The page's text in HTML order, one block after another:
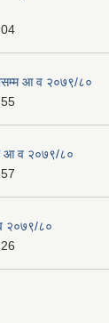
आ व २०७९/८०
आ व २०७९/८०
२०७९/८०